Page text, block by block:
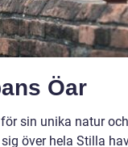
Öar
sin unika natur
över hela Stilla